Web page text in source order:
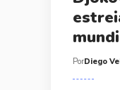
PorDiego